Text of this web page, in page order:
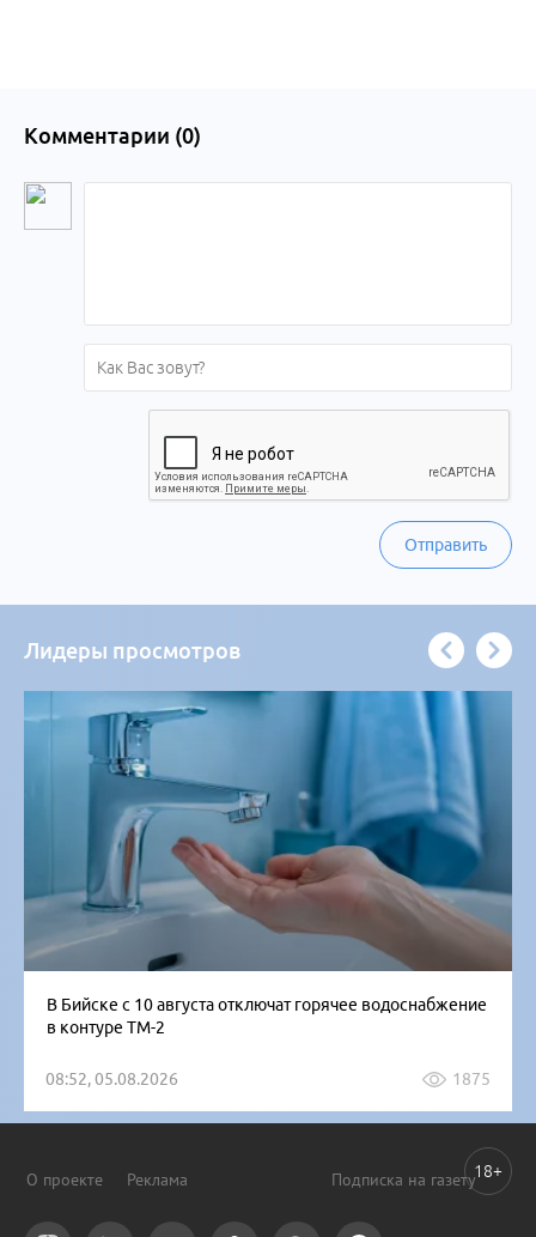
Комментарии (0)
Отправить
Лидеры просмотров
В Бийске с 10 августа отключат горячее водоснабжение
в контуре ТМ-2
08:52, 05.08.2026 1875
О проекте Реклама Подписка на газету18+